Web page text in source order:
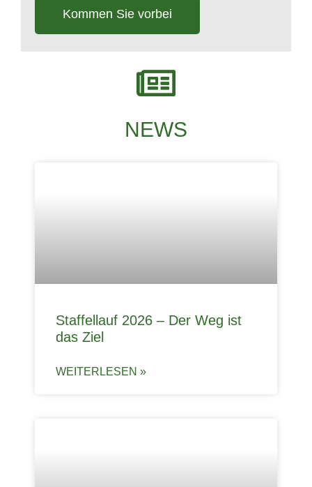
Kommen Sie vorbei
NEWS
Staffellauf 2026 – Der Weg ist
das Ziel
WEITERLESEN »